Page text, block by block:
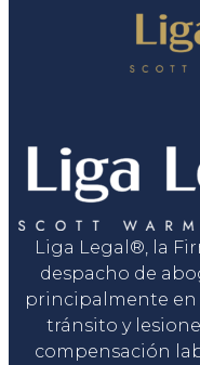
Liga Legal®, la
despacho de
principalmente en
tránsito y
compensación